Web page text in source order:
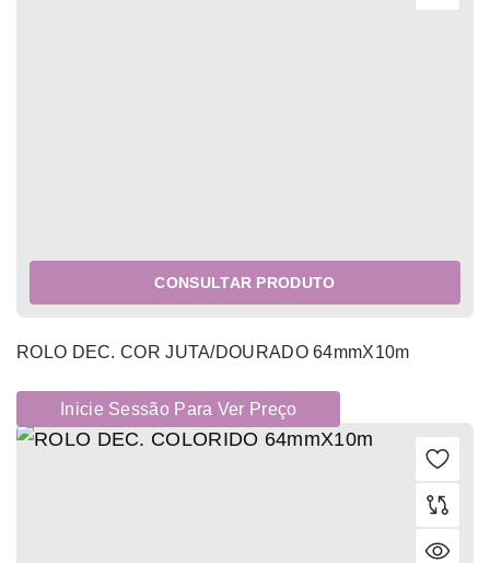
CONSULTAR PRODUTO
ROLO DEC. COR JUTA/DOURADO 64mmX10m
Inicie Sessão Para Ver Preço